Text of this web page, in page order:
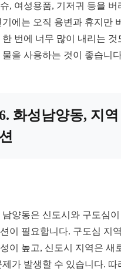
, 여성용품, 기저귀 등을
기에는 오직 용변과 휴지만
한 번에 너무 많이 내리는
물을 사용하는 것이 좋습니
화성남양동, 지
남양동은 신도시와 구도심
이 필요합니다. 구도심 지
이 높고, 신도시 지역은 새
제가 발생할 수 있습니다.